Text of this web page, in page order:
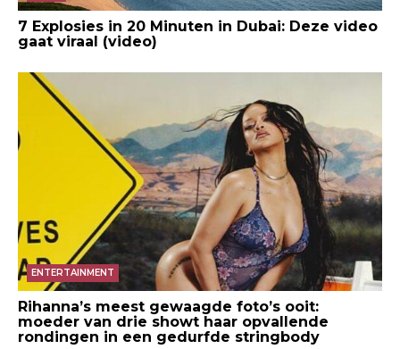
7 Explosies in 20 Minuten in Dubai: Deze video
gaat viraal (video)
ENTERTAINMENT
Rihanna’s meest gewaagde foto’s ooit:
moeder van drie showt haar opvallende
rondingen in een gedurfde stringbody